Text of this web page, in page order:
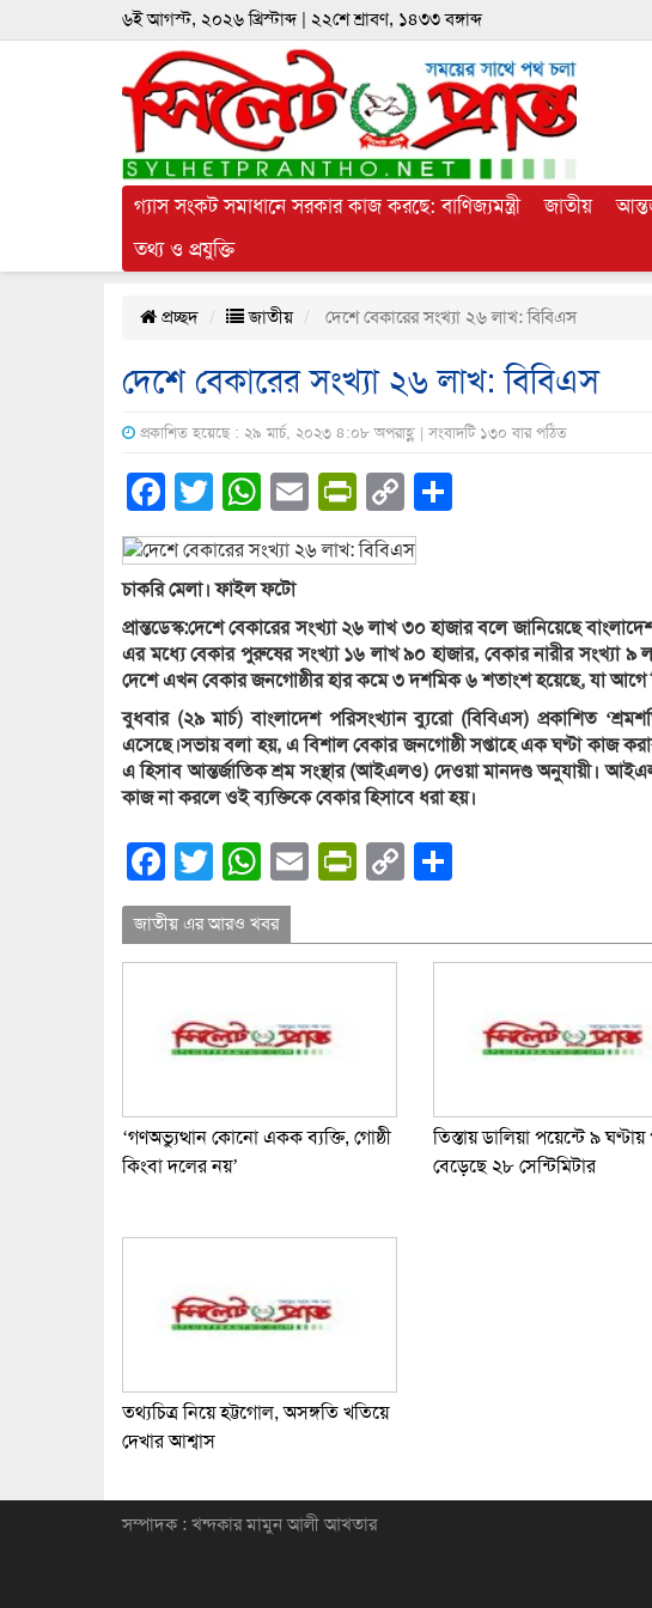
৬ই আগস্ট, ২০২৬ খ্রিস্টাব্দ | ২২শে শ্রাবণ, ১৪৩৩ বঙ্গাব্দ
গ্যাস সংকট সমাধানে সরকার কাজ করছে: বাণিজ্যমন্ত্রী জাতীয়
তথ্য ও প্রযুক্তি
প্রচ্ছদ জাতীয় দেশে বেকারের সংখ্যা ২৬ লাখ: বিবিএস
দেশে বেকারের সংখ্যা ২৬ লাখ: বিবিএস
প্রকাশিত হয়েছে : ২৯ মার্চ, ২০২৩ ৪:০৮ অপরাহ্ণ | সংবাদটি ১৩০ বার পঠিত
Facebook
Twitter
WhatsApp
EmailPrintFriendly
Copy
Link
চাকরি মেলা। ফাইল ফটো
প্রান্তডেস্ক:দেশে বেকারের সংখ্যা ২৬ লাখ ৩০ হাজার বলে জানিয়েছে
এর মধ্যে বেকার পুরুষের সংখ্যা ১৬ লাখ ৯০ হাজার, বেকার নারীর সংখ্যা ৯
দেশে এখন বেকার জনগোষ্ঠীর হার কমে ৩ দশমিক ৬ শতাংশ হয়েছে, যা
বুধবার (২৯ মার্চ) বাংলাদেশ পরিসংখ্যান ব্যুরো (বিবিএস) প্রকাশিত
এসেছে।সভায় বলা হয়, এ বিশাল বেকার জনগোষ্ঠী সপ্তাহে এক ঘণ্টা কাজ
এ হিসাব আন্তর্জাতিক শ্রম সংস্থার (আইএলও) দেওয়া মানদণ্ড অনুযায়ী।
কাজ না করলে ওই ব্যক্তিকে বেকার হিসাবে ধরা হয়।
Facebook
Twitter
WhatsApp
EmailPrintFriendly
Copy
জাতীয় এর আরও খবর
‘গণঅভ্যুত্থান কোনো একক ব্যক্তি, গোষ্ঠী
কিংবা দলের নয়’
তিস্তায় ডালিয়া পয়েন্টে ৯ ঘণ্টায়
বেড়েছে ২৮ সেন্টিমিটার
তথ্যচিত্র নিয়ে হট্টগোল, অসঙ্গতি খতিয়ে
দেখার আশ্বাস
সম্পাদক : খন্দকার মামুন আলী আখতার